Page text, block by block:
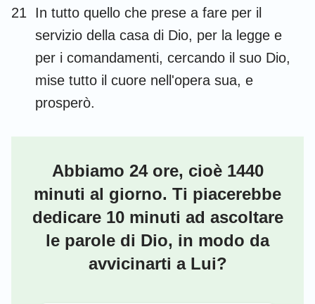
21
In tutto quello che prese a fare per il
servizio della casa di Dio, per la legge e
per i comandamenti, cercando il suo Dio,
mise tutto il cuore nell'opera sua, e
prosperò.
Abbiamo 24 ore, cioè 1440
minuti al giorno. Ti piacerebbe
dedicare 10 minuti ad ascoltare
le parole di Dio, in modo da
avvicinarti a Lui?